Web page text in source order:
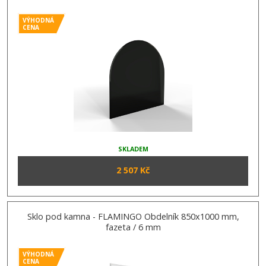
VÝHODNÁ
CENA
SKLADEM
2 507 Kč
Sklo pod kamna - FLAMINGO Obdelník 850x1000 mm,
fazeta / 6 mm
VÝHODNÁ
CENA